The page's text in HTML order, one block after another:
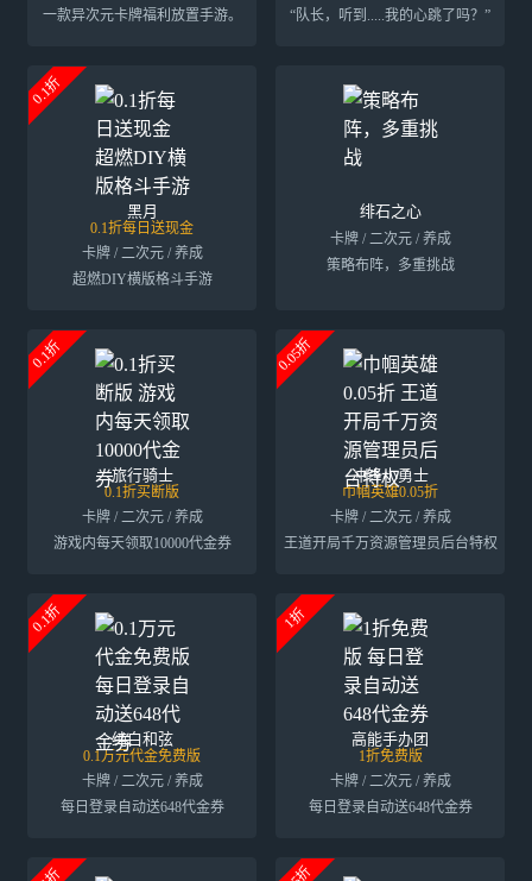
一款异次元卡牌福利放置手游。
“队长，听到.....我的心跳了吗？”
0.1折
黑月
0.1折每日送现金
卡牌 / 二次元 / 养成
超燃DIY横版格斗手游
绯石之心
卡牌 / 二次元 / 养成
策略布阵，多重挑战
0.1折
旅行骑士
0.1折买断版
卡牌 / 二次元 / 养成
游戏内每天领取10000代金券
0.05折
冲锋小勇士
巾帼英雄0.05折
卡牌 / 二次元 / 养成
王道开局千万资源管理员后台特权
0.1折
纯白和弦
0.1万元代金免费版
卡牌 / 二次元 / 养成
每日登录自动送648代金券
1折
高能手办团
1折免费版
卡牌 / 二次元 / 养成
每日登录自动送648代金券